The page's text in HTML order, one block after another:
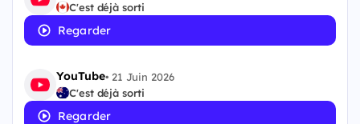
C'est déjà sorti
Regarder
YouTube• 21 Juin 2026
C'est déjà sorti
Regarder